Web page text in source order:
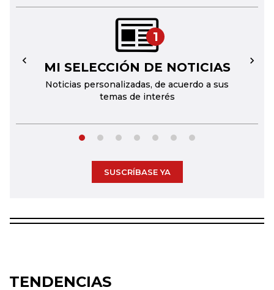
1
MI SELECCIÓN DE NOTICIAS
Noticias personalizadas, de acuerdo a sus
temas de interés
← →
SUSCRÍBASE YA
TENDENCIAS